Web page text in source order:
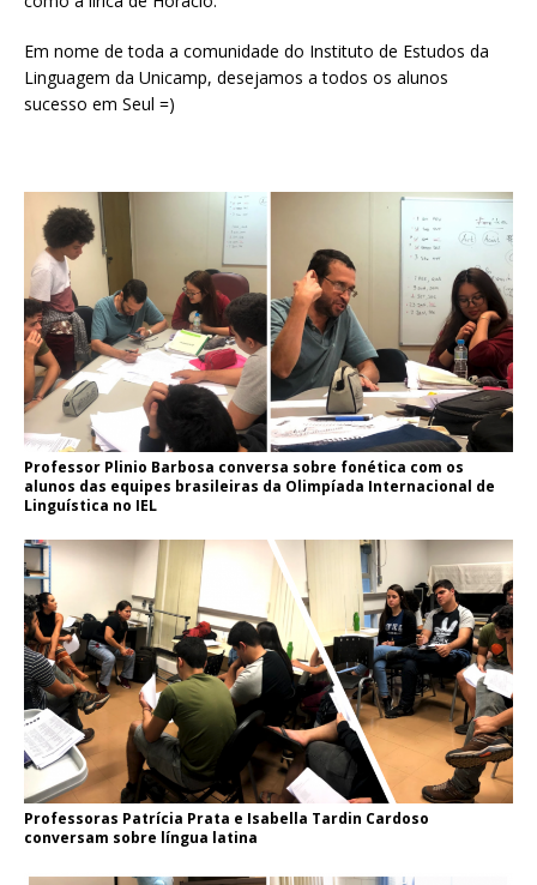
Em nome de toda a comunidade do Instituto de Estudos da
Linguagem da Unicamp, desejamos a todos os alunos
sucesso em Seul =)
Professor Plinio Barbosa conversa sobre fonética com os
alunos das equipes brasileiras da Olimpíada Internacional de
Linguística no IEL
Professoras Patrícia Prata e Isabella Tardin Cardoso
conversam sobre língua latina